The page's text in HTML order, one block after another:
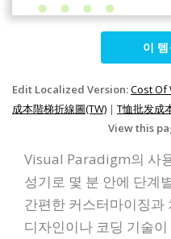
이
Edit Localized Version:Cost Of
成本階梯折線圖(TW) | T恤批发成
View this
Visual Paradigm의 사
성기로 몇 분 안에 단계
간편한 커스터마이징과
디자인이나 코딩 기술